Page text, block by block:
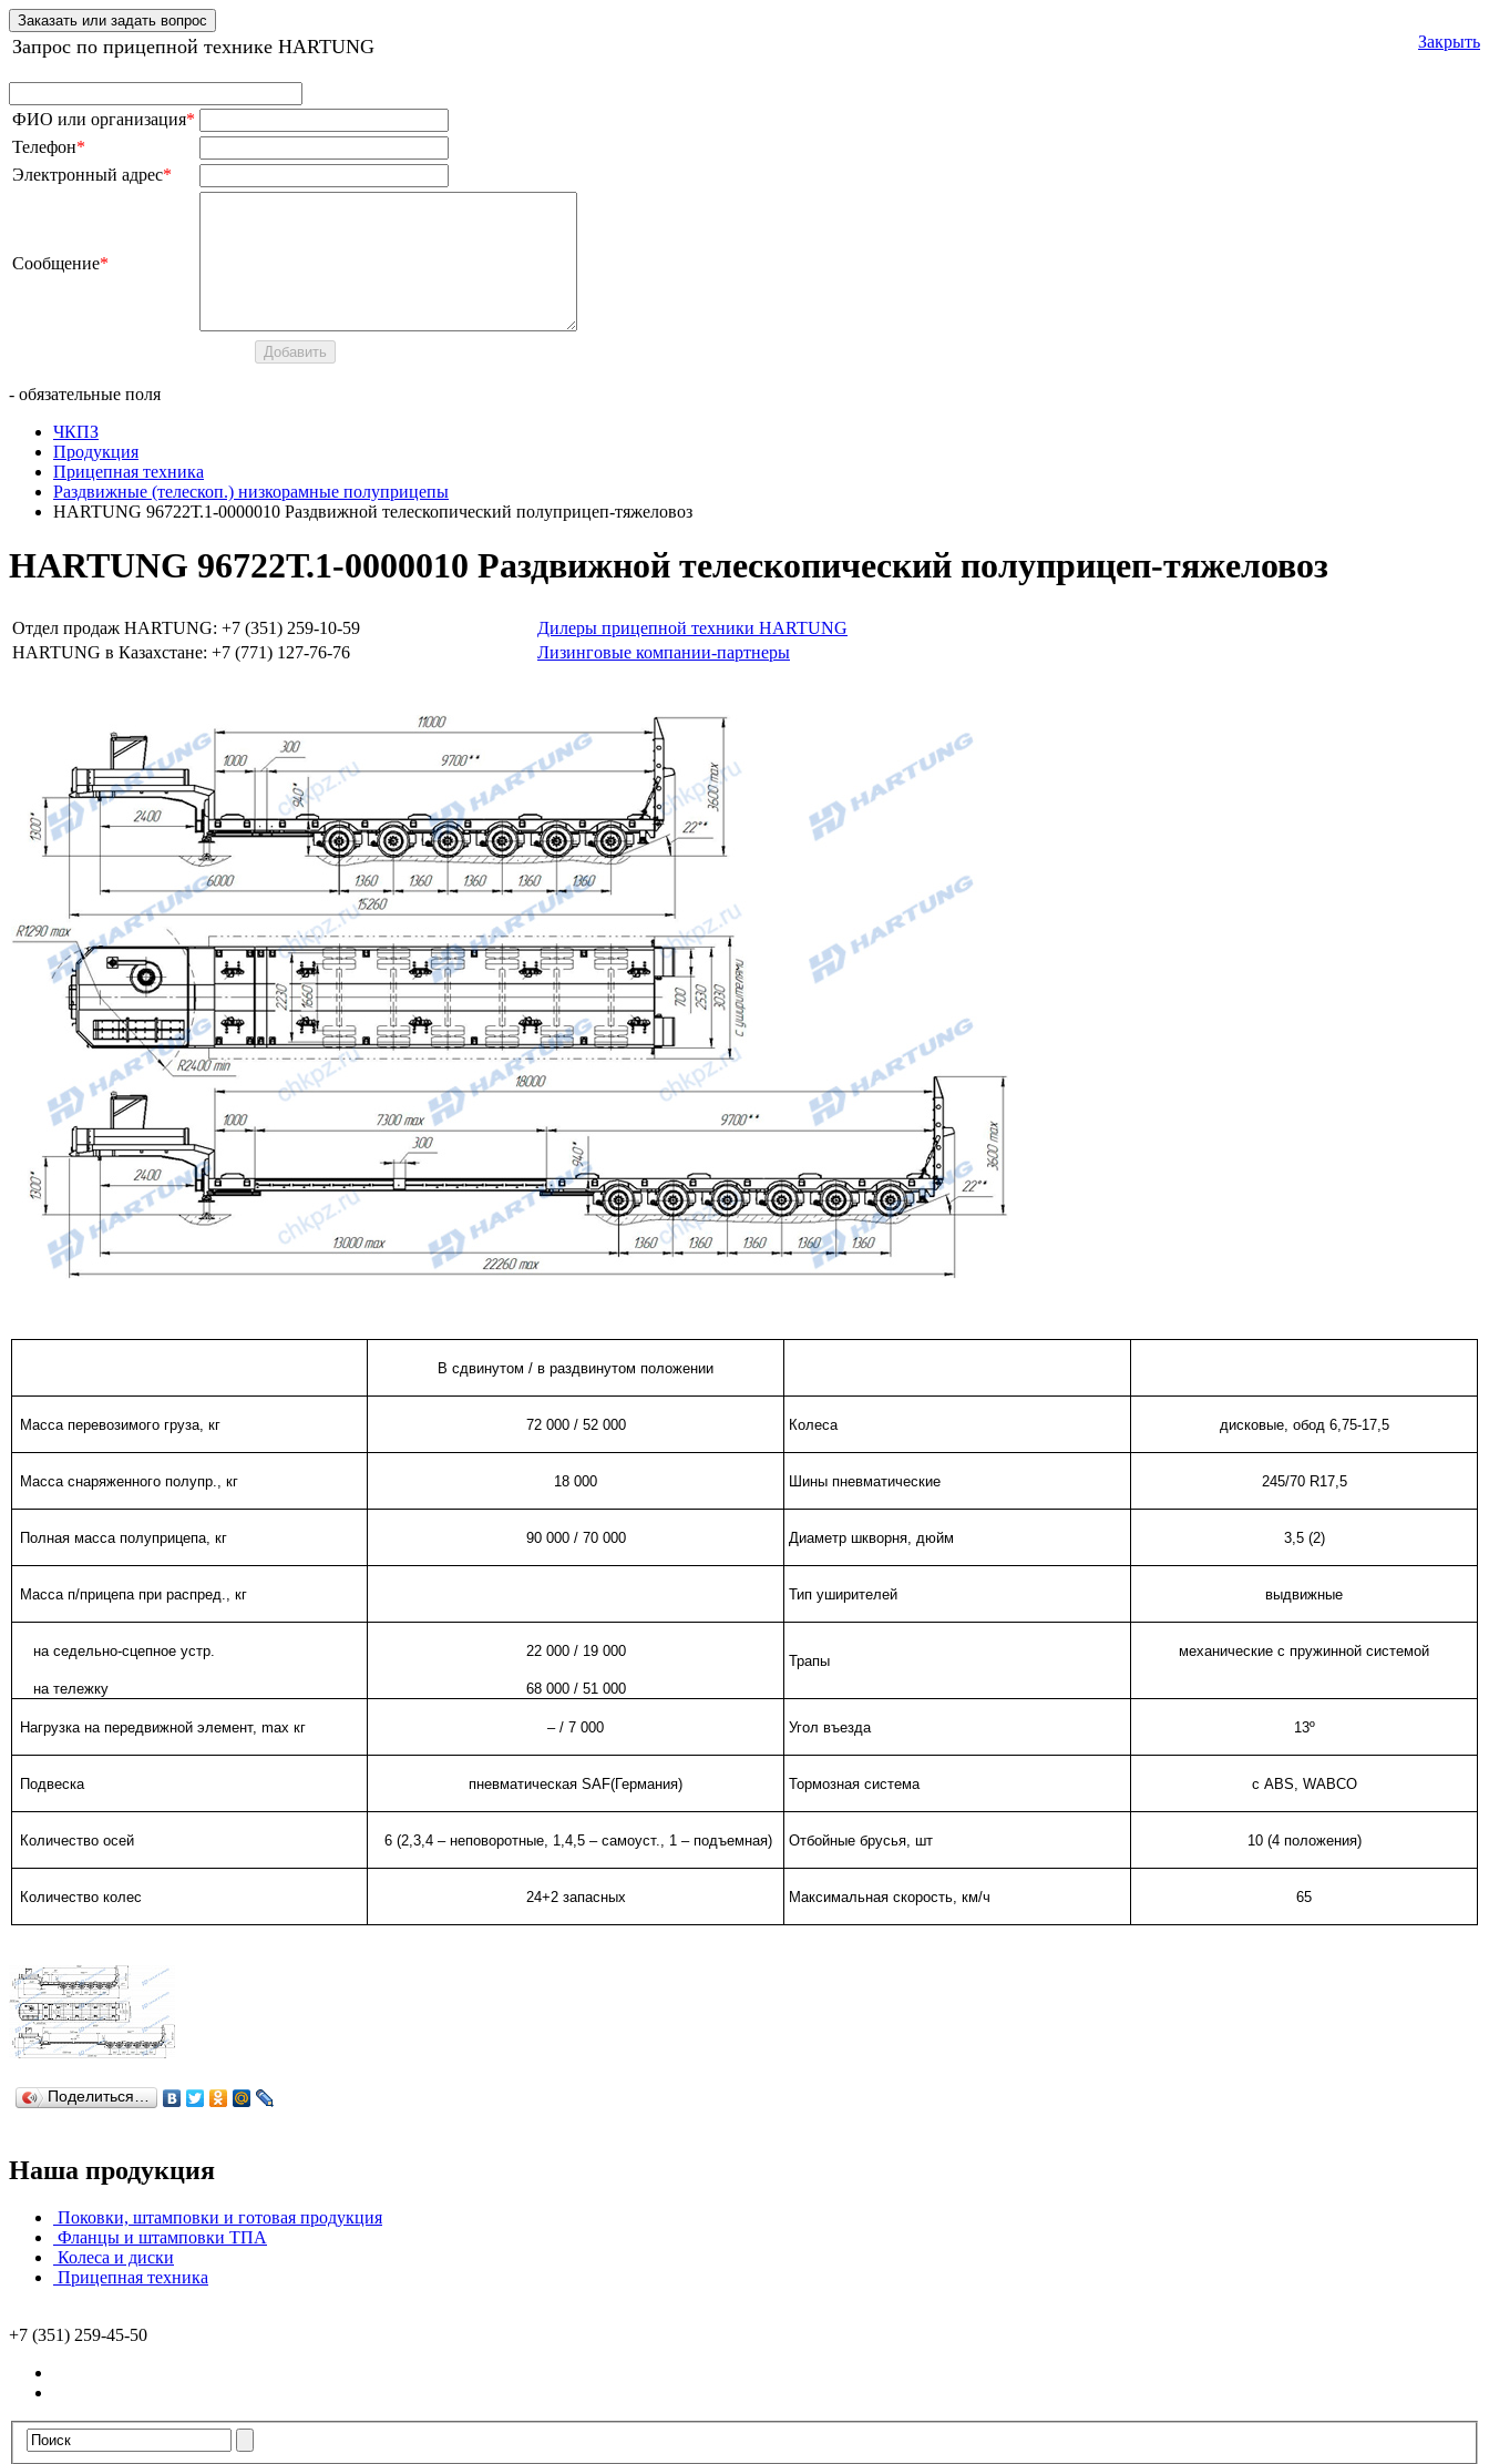
Заказать или задать вопрос
Закрыть
Запрос по прицепной технике HARTUNG
ФИО или организация*
Телефон*
Электронный адрес*
Сообщение*
- обязательные поля
ЧКПЗ
Продукция
Прицепная техника
Раздвижные (телескоп.) низкорамные полуприцепы
HARTUNG 96722Т.1-0000010 Раздвижной телескопический полуприцеп-тяжеловоз
HARTUNG 96722Т.1-0000010 Раздвижной телескопический полуприцеп-тяжеловоз
Отдел продаж HARTUNG: +7 (351) 259-10-59
Дилеры прицепной техники HARTUNG
HARTUNG в Казахстане: +7 (771) 127-76-76
Лизинговые компании-партнеры
В сдвинутом / в раздвинутом положении
Масса перевозимого груза, кг 72 000 / 52 000 Колеса дисковые, обод 6,75-17,5
Масса снаряженного полупр., кг 18 000 Шины пневматические 245/70 R17,5
Полная масса полуприцепа, кг 90 000 / 70 000 Диаметр шкворня, дюйм 3,5 (2)
Масса п/прицепа при распред., кг Тип уширителей выдвижные
на седельно-сцепное устр.
на тележку
22 000 / 19 000
68 000 / 51 000
Трапы
механические с пружинной системой
Нагрузка на передвижной элемент,max кг – / 7 000 Угол въезда 13º
Подвеска пневматическая SAF(Германия) Тормозная система с ABS WABCO
Количество осей 6 (2,3,4 – неповоротные, 1,4,5 – самоуст., 1 – подъемная) Отбойные брусья, шт 10 (4 положения)
Количество колес 24+2 запасных Максимальная скорость, км/ч 65
Поделиться…
Наша продукция
Поковки, штамповки и готовая продукция
Фланцы и штамповки ТПА
Колеса и диски
Прицепная техника
+7 (351) 259-45-50